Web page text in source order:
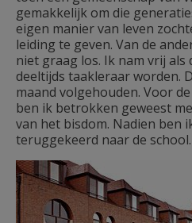
gemakkelijk om die
eigen manier van leven
leiding te geven. Van de
niet graag los. Ik nam vrij als
deeltijds taakleraar worden.
maand volgehouden. Voor
ben ik betrokken geweest
van het bisdom. Nadien ben
teruggekeerd naar de school.